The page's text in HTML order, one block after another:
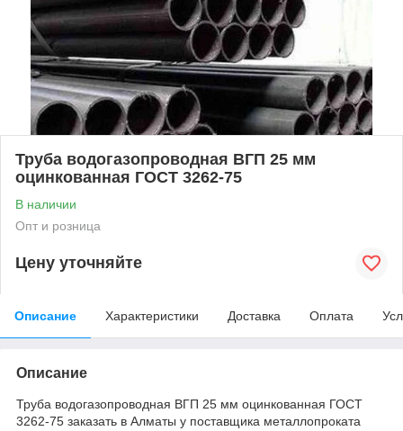
Труба водогазопроводная ВГП 25 мм
оцинкованная ГОСТ 3262-75
В наличии
Опт и розница
Цену уточняйте
Описание Характеристики Доставка Оплата
Описание
Труба водогазопроводная ВГП 25 мм оцинкованная ГОСТ
3262-75 заказать в Алматы у поставщика металлопроката